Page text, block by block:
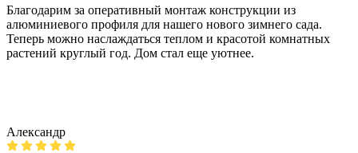
Благодарим за оперативный монтаж конструкции из
алюминиевого профиля для нашего нового зимнего сада.
Теперь можно наслаждаться теплом и красотой комнатных
растений круглый год. Дом стал еще уютнее.
Александр